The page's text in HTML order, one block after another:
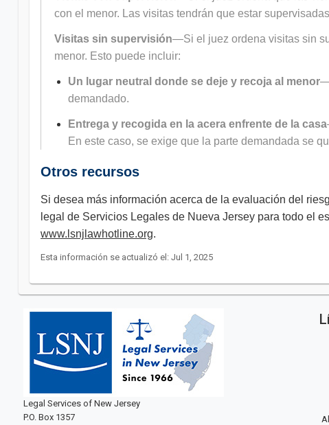
con el menor. Las visitas tendrán que estar
Visitas sin supervisión—Si el juez ordena visitas sin
menor. Esto puede incluir:
Un lugar neutral donde se deje y recoja al menor
demandado.
Entrega y recogida en la acera enfrente de la casa
En este caso, se exige que la parte demandada se
Otros recursos
Si desea más información acerca de la evaluación del
legal de Servicios Legales de Nueva Jersey para todo el
www.lsnjlawhotline.org.
Esta información se actualizó el: Jul 1, 2025
Legal Services of New Jersey
P.O. Box 1357